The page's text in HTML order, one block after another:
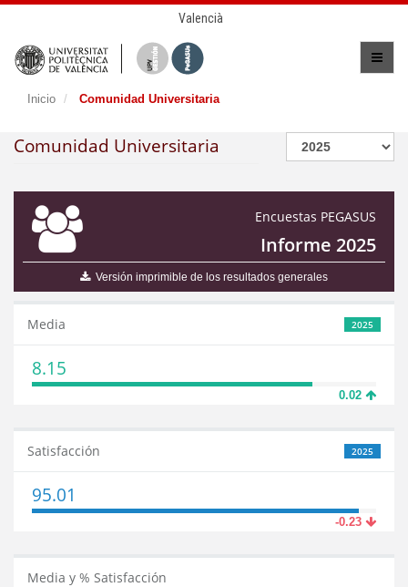
Valencià
Inicio Comunidad Universitaria
Comunidad Universitaria
Encuestas PEGASUS
Informe 2025
Versión imprimible de los resultados generales
2025
Media
8.15
0.02
2025
Satisfacción
95.01
-0.23
Media y % Satisfacción